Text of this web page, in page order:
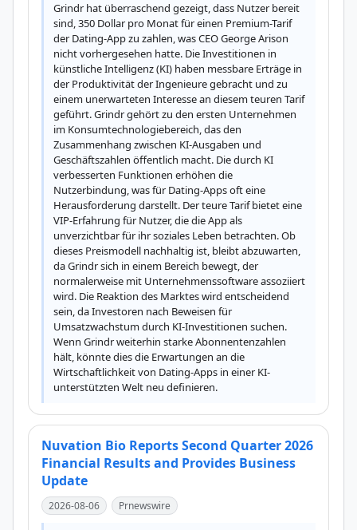
Grindr hat überraschend gezeigt, dass Nutzer bereit
sind, 350 Dollar pro Monat für einen Premium-Tarif
der Dating-App zu zahlen, was CEO George Arison
nicht vorhergesehen hatte. Die Investitionen in
künstliche Intelligenz (KI) haben messbare Erträge in
der Produktivität der Ingenieure gebracht und zu
einem unerwarteten Interesse an diesem teuren Tarif
geführt. Grindr gehört zu den ersten Unternehmen
im Konsumtechnologiebereich, das den
Zusammenhang zwischen KI-Ausgaben und
Geschäftszahlen öffentlich macht. Die durch KI
verbesserten Funktionen erhöhen die
Nutzerbindung, was für Dating-Apps oft eine
Herausforderung darstellt. Der teure Tarif bietet eine
VIP-Erfahrung für Nutzer, die die App als
unverzichtbar für ihr soziales Leben betrachten. Ob
dieses Preismodell nachhaltig ist, bleibt abzuwarten,
da Grindr sich in einem Bereich bewegt, der
normalerweise mit Unternehmenssoftware assoziiert
wird. Die Reaktion des Marktes wird entscheidend
sein, da Investoren nach Beweisen für
Umsatzwachstum durch KI-Investitionen suchen.
Wenn Grindr weiterhin starke Abonnentenzahlen
hält, könnte dies die Erwartungen an die
Wirtschaftlichkeit von Dating-Apps in einer KI-
unterstützten Welt neu definieren.
Nuvation Bio Reports Second Quarter 2026
Financial Results and Provides Business
Update
2026-08-06 Prnewswire